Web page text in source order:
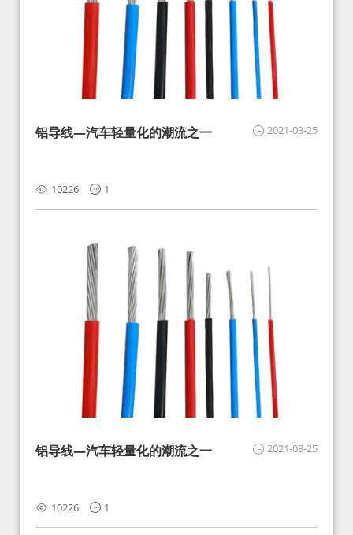
2021-03-25
铝导线—汽车轻量化的潮流之一
10226 1
2021-03-25
铝导线—汽车轻量化的潮流之一
10226 1